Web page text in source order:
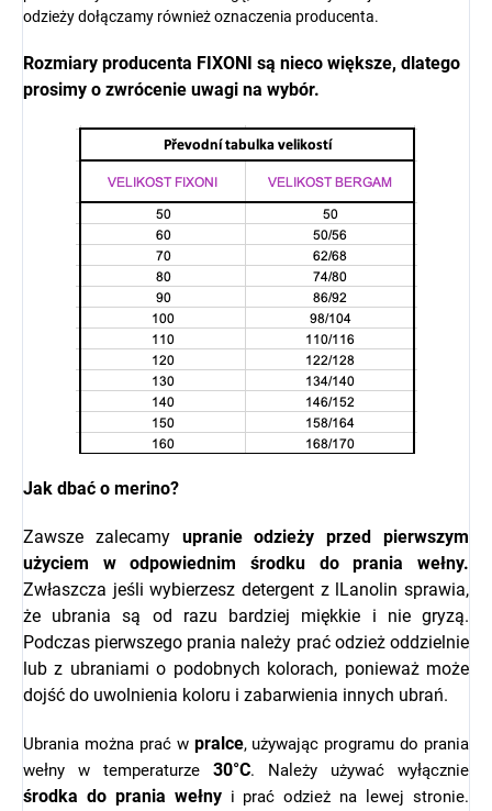
odzieży dołączamy również oznaczenia producenta.
Rozmiary producenta FIXONI są nieco większe, dlatego
prosimy o zwrócenie uwagi na wybór.
Jak dbać o merino?
Zawsze zalecamy upranie odzieży przed pierwszym
użyciem w odpowiednim środku do prania wełny.
Zwłaszcza jeśli wybierzesz detergent z l Lanolin sprawia,
że ubrania są od razu bardziej miękkie i nie gryzą.
Podczas pierwszego prania należy prać odzież oddzielnie
lub z ubraniami o podobnych kolorach, ponieważ może
dojść do uwolnienia koloru i zabarwienia innych ubrań.
Ubrania można prać w pralce, używając programu do prania
wełny w temperaturze 30°C. Należy używać wyłącznie
środka do prania wełnyi prać odzież na lewej stronie.